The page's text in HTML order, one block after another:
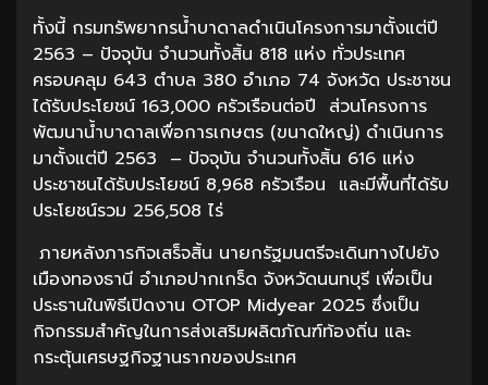
ทั้งนี้ กรมทรัพยากรน้ำบาดาลดำเนินโครงการมาตั้งแต่ปี
2563 – ปัจจุบัน จำนวนทั้งสิ้น 818 แห่ง ทั่วประเทศ
ครอบคลุม 643 ตำบล 380 อำเภอ 74 จังหวัด ประชาชน
ได้รับประโยชน์ 163,000 ครัวเรือนต่อปี ส่วนโครงการ
พัฒนาน้ำบาดาลเพื่อการเกษตร (ขนาดใหญ่) ดำเนินการ
มาตั้งแต่ปี 2563 – ปัจจุบัน จำนวนทั้งสิ้น 616 แห่ง
ประชาชนได้รับประโยชน์ 8,968 ครัวเรือน และมีพื้นที่ได้รับ
ประโยชน์รวม 256,508 ไร่
ภายหลังภารกิจเสร็จสิ้น นายกรัฐมนตรีจะเดินทางไปยัง
เมืองทองธานี อำเภอปากเกร็ด จังหวัดนนทบุรี เพื่อเป็น
ประธานในพิธีเปิดงาน OTOP Midyear 2025 ซึ่งเป็น
กิจกรรมสำคัญในการส่งเสริมผลิตภัณฑ์ท้องถิ่น และ
กระตุ้นเศรษฐกิจฐานรากของประเทศ